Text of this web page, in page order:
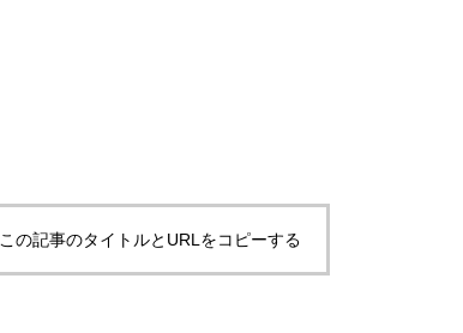
この記事のタイトルとURLをコピーする